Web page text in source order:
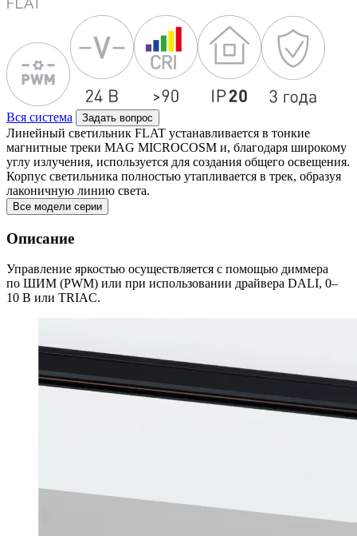
Вся система Задать вопрос
Линейный светильник FLAT устанавливается в тонкие
магнитные треки MAG MICROCOSM и, благодаря широкому
углу излучения, используется для создания общего освещения.
Корпус светильника полностью утапливается в трек, образуя
лаконичную линию света.
Все модели серии
Описание
Управление яркостью осуществляется с помощью диммера
по ШИМ (PWM) или при использовании драйвера DALI, 0–
10 В или TRIAC.